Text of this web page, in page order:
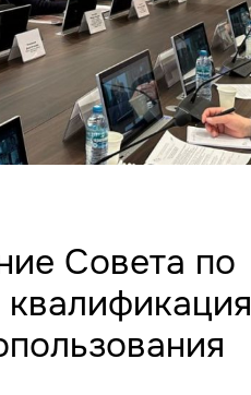
Совета по